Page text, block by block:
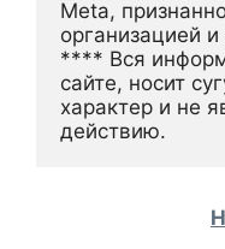
Meta,
организацией
**** Вся
сайте, носит
характер и не
действию.